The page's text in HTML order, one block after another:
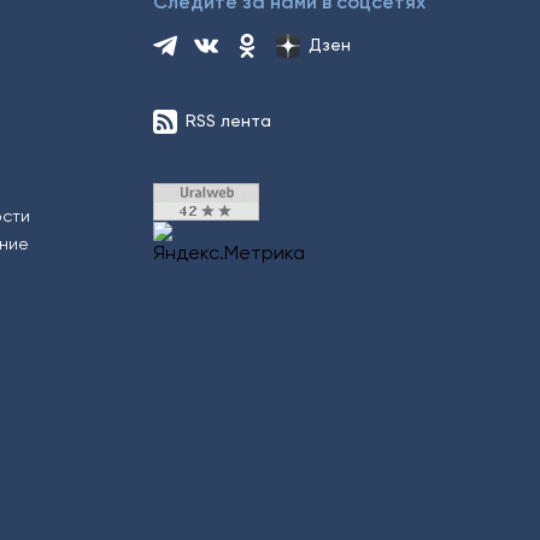
Дзен
RSS лента